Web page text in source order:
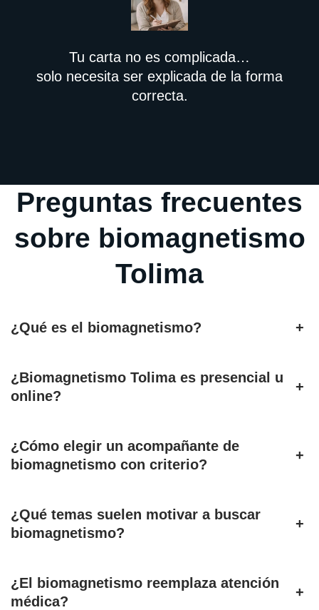
Tu carta no es complicada…
solo necesita ser explicada de la forma
correcta.
Preguntas frecuentes
sobre biomagnetismo
Tolima
¿Qué es el biomagnetismo? +
¿Biomagnetismo Tolima es presencial u
online?
+
¿Cómo elegir un acompañante de
biomagnetismo con criterio?
+
¿Qué temas suelen motivar a buscar
biomagnetismo?
+
¿El biomagnetismo reemplaza atención
médica?
+